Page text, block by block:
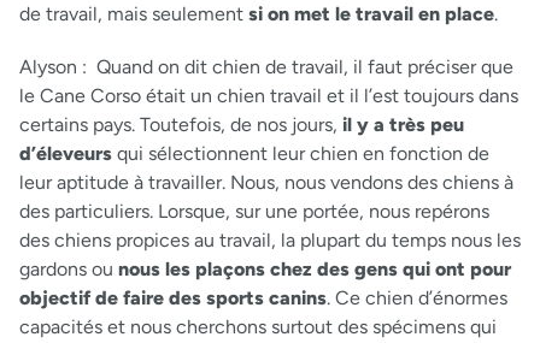
de travail, mais seulement si on met le travail en place.
Alyson : Quand on dit chien de travail, il faut préciser que
le Cane Corso était un chien travail et il l’est toujours dans
certains pays. Toutefois, de nos jours, il y a très peu
d’éleveurs qui sélectionnent leur chien en fonction de
leur aptitude à travailler. Nous, nous vendons des chiens à
des particuliers. Lorsque, sur une portée, nous repérons
des chiens propices au travail, la plupart du temps nous les
gardons ou nous les plaçons chez des gens qui ont pour
objectif de faire des sports canins. Ce chien d’énormes
capacités et nous cherchons surtout des spécimens qui